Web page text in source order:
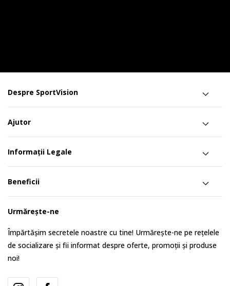
Despre SportVision
Ajutor
Informații Legale
Beneficii
Urmărește-ne
Împărtășim secretele noastre cu tine! Urmărește-ne pe rețelele
de socializare și fii informat despre oferte, promoții și produse
noi!